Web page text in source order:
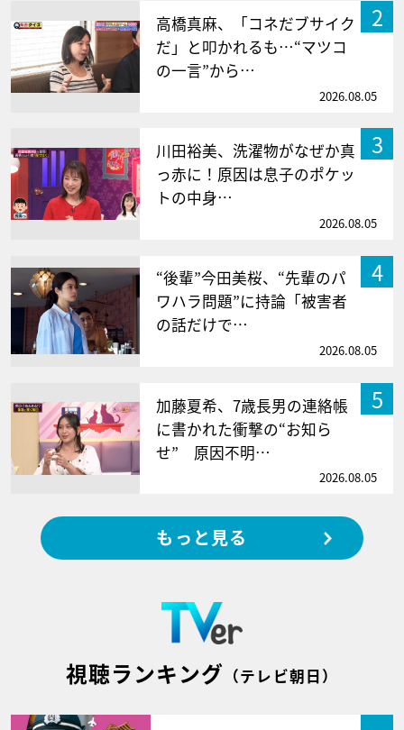
2
高橋真麻、「コネだブサイク
だ」と叩かれるも…“マツコ
の一言”から…
2026.08.05
3
川田裕美、洗濯物がなぜか真
っ赤に！原因は息子のポケッ
トの中身…
2026.08.05
4
“後輩”今田美桜、“先輩のパ
ワハラ問題”に持論「被害者
の話だけで…
2026.08.05
5
加藤夏希、7歳長男の連絡帳
に書かれた衝撃の“お知ら
せ” 原因不明…
2026.08.05
もっと見る
視聴ランキング （テレビ朝日）